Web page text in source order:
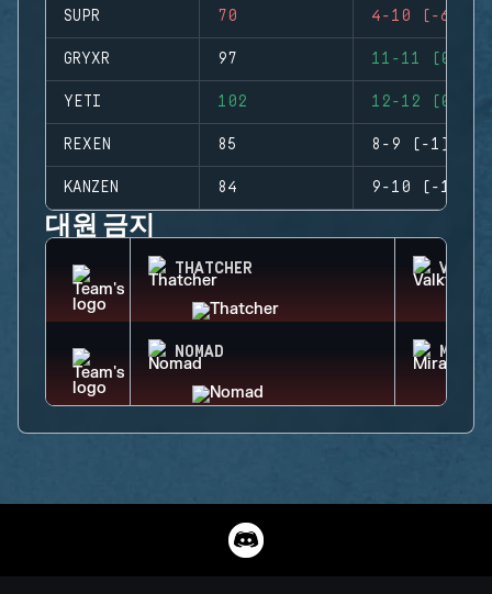
SUPR 70 4-10 (-6)
GRYXR 97 11-11 (0)
YETI 102 12-12 (0)
REXEN 85 8-9 (-1)
KANZEN 84 9-10 (-1)
대원 금지
THATCHER
NOMAD MIRA